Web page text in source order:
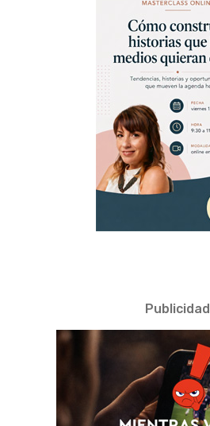
Publicidad